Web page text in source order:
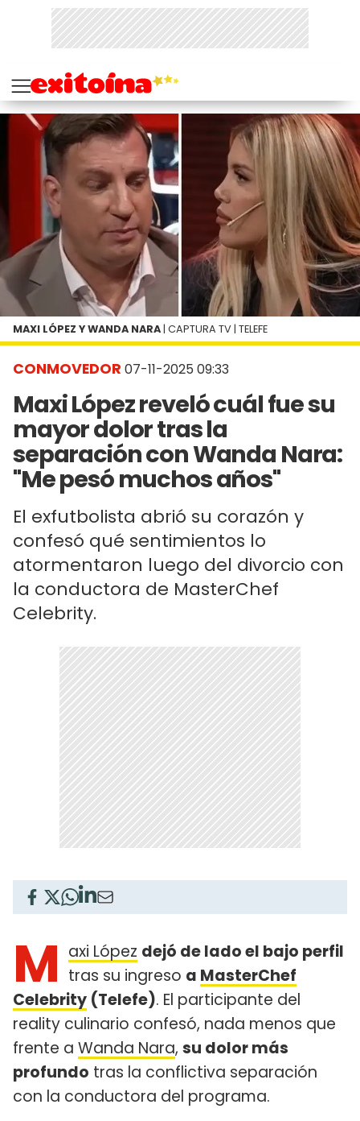
CONMOVEDOR 07-11-2025 09:33
Maxi López reveló cuál fue su
mayor dolor tras la
separación con Wanda Nara:
"Me pesó muchos años"
El exfutbolista abrió su corazón y
confesó qué sentimientos lo
atormentaron luego del divorcio con
la conductora de MasterChef
Celebrity.
MAXI LÓPEZ Y WANDA NARA | CAPTURA TV | TELEFE
M axi López dejó de lado el bajo perfil
tras su ingreso a MasterChef
Celebrity (Telefe). El participante del
reality culinario confesó, nada menos que
frente a Wanda Nara, su dolor más
profundo tras la conflictiva separación
con la conductora del programa.